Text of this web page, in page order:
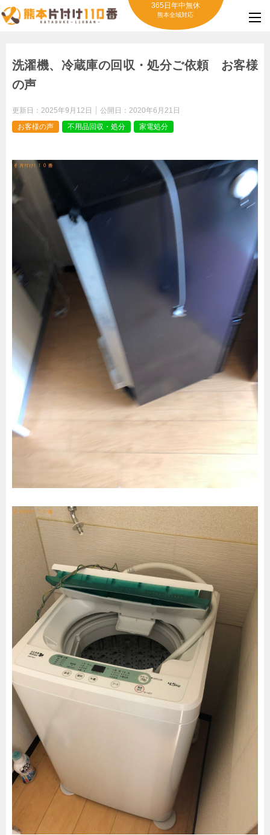
365日年中無休
熊本全域対応
洗濯機、冷蔵庫の回収・処分ご依頼 お客様
の声
更新日： 2025年9月12日 公開日： 2020年6月21日
お客様の声
不用品回収・処分 家電処分